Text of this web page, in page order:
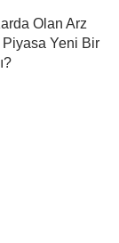
Olan Arz
Piyasa Yeni Bir